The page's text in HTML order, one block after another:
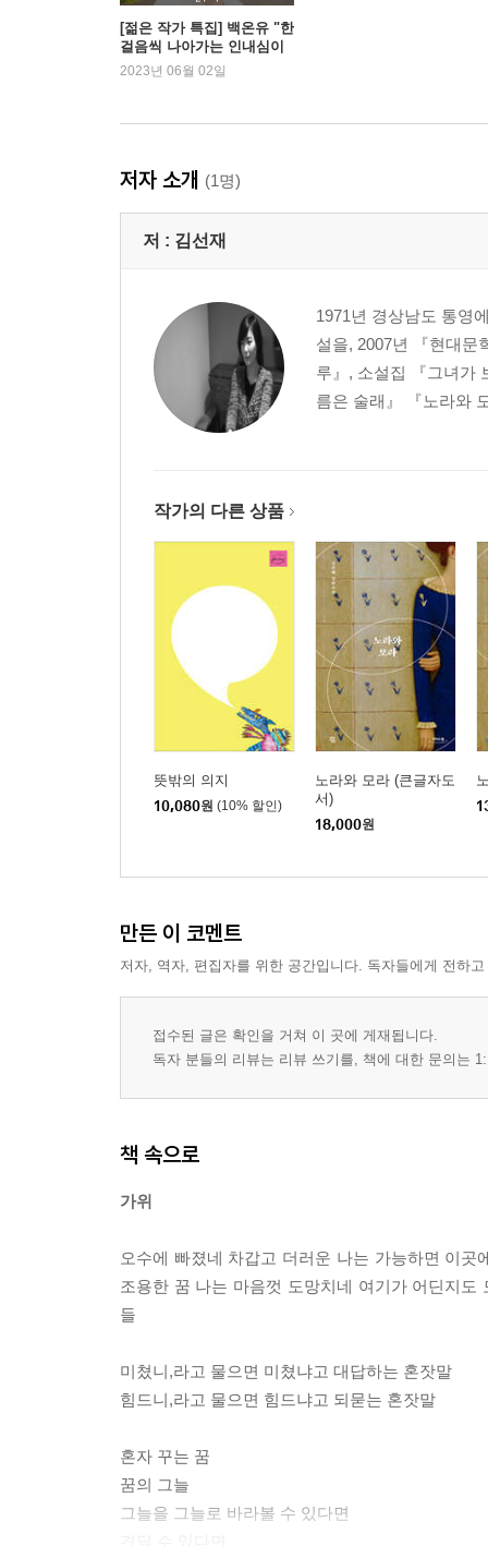
[젊은 작가 특집] 백온유 "한
걸음씩 나아가는 인내심이
필요한 작업"
2023년 06월 02일
저자 소개 (1명)
저 : 김선재
1971년 경상남도 통영
설을, 2007년 『현대문
루』, 소설집 『그녀가
름은 술래』 『노라와
작가의 다른 상품
뜻밖의 의지
10,080원 (10% 할인)
노라와 모라 (큰글자도
서)
18,000원
만든 이 코멘트
저자, 역자, 편집자를 위한 공간입니다. 독자들에게 전하
접수된 글은 확인을 거쳐 이 곳에 게재됩니다.
독자 분들의 리뷰는 리뷰 쓰기를, 책에 대한 문의는
책 속으로
가위
오수에 빠졌네 차갑고 더러운 나는 가능하면 이
조용한 꿈 나는 마음껏 도망치네 여기가 어딘지
들
미쳤니,라고 물으면 미쳤냐고 대답하는 혼잣말
힘드니,라고 물으면 힘드냐고 되묻는 혼잣말
혼자 꾸는 꿈
꿈의 그늘
그늘을 그늘로 바라볼 수 있다면